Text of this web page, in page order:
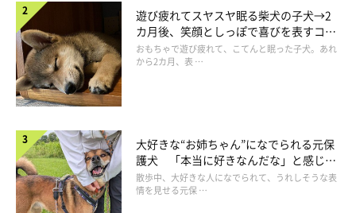
一緒にお散歩に出かけたり！
遊び疲れてスヤスヤ眠る柴犬の子犬→2
カ月後、笑顔としっぽで喜びを表すコに
成長！
おもちゃで遊び疲れて、こてんと眠った子犬。あれ
から2カ月、表 …
大好きな“お姉ちゃん”になでられる元保
護犬 「本当に好きなんだな」と感じる
表情にほっこり
散歩中、大好きな人になでられて、うれしそうな表
情を見せる元保 …